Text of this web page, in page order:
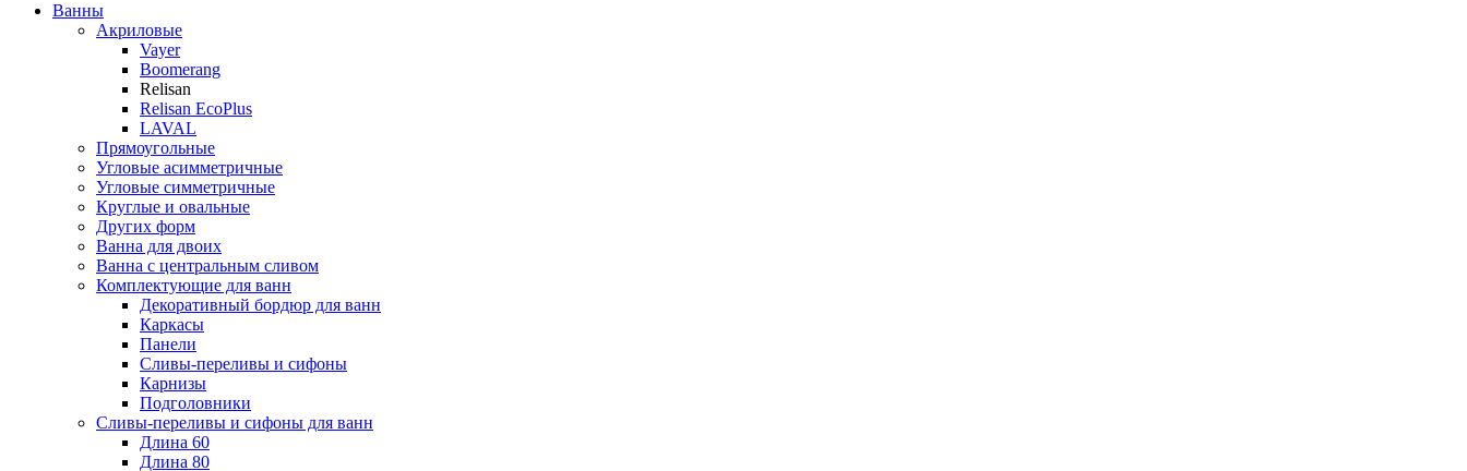
Ванны
Акриловые
Vayer
Boomerang
Relisan
Relisan EcoPlus
LAVAL
Прямоугольные
Угловые асимметричные
Угловые симметричные
Круглые и овальные
Других форм
Ванна для двоих
Ванна с центральным сливом
Комплектующие для ванн
Декоративный бордюр для ванн
Каркасы
Панели
Сливы-переливы и сифоны
Карнизы
Подголовники
Сливы-переливы и сифоны для ванн
Длина 60
Длина 80